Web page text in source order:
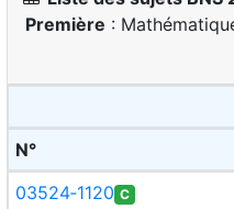
Première :
N°
03524‑1120 C